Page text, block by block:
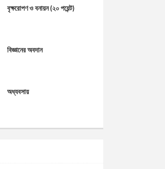
বৃক্ষরোপণ ও বনায়ন (২০ পয়েন্ট)
বিজ্ঞানের অবদান
অধ্যবসায়